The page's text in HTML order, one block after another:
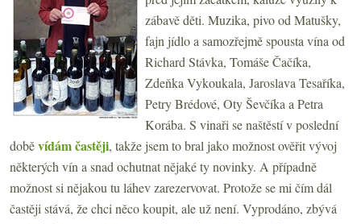
zábavě děti. Muzika, pivo od Matušky,
fajn jídlo a samozřejmě spousta vína od
Richard Stávka, Tomáše Čačíka,
Zdeňka Vykoukala, Jaroslava Tesaříka,
Petry Brédové, Oty Ševčíka a Petra
Korába. S vinaři se naštěstí v poslední
doběvídám častěji, takže jsem to bral jako možnost ověřit vývoj
některých vín a snad ochutnat nějaké ty novinky. A případně
možnost si nějakou tu láhev zarezervovat. Protože se mi čím dál
častěji stává, že chci něco koupit, ale už není. Vyprodáno, zbývá